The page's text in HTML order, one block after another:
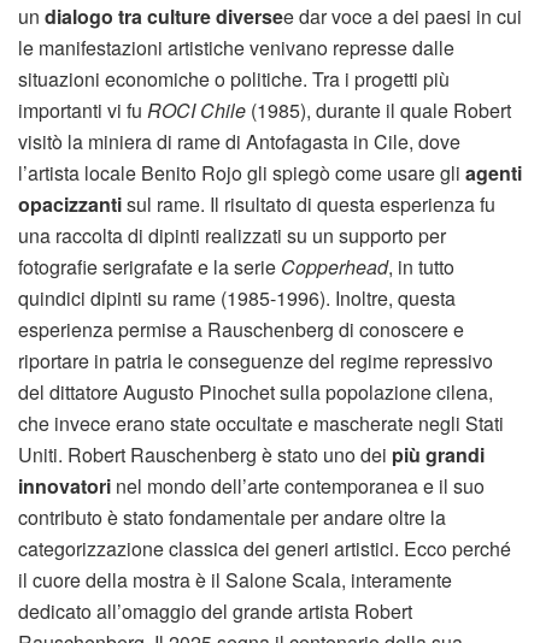
un dialogo tra culture diversee dar voce a dei paesi in cui
le manifestazioni artistiche venivano represse dalle
situazioni economiche o politiche. Tra i progetti più
importanti vi fu ROCI Chile (1985), durante il quale Robert
visitò la miniera di rame di Antofagasta in Cile, dove
l’artista locale Benito Rojo gli spiegò come usare gli agenti
opacizzantisul rame. Il risultato di questa esperienza fu
una raccolta di dipinti realizzati su un supporto per
fotografie serigrafate e la serie Copperhead, in tutto
quindici dipinti su rame (1985-1996). Inoltre, questa
esperienza permise a Rauschenberg di conoscere e
riportare in patria le conseguenze del regime repressivo
del dittatore Augusto Pinochet sulla popolazione cilena,
che invece erano state occultate e mascherate negli Stati
Uniti. Robert Rauschenberg è stato uno dei più grandi
innovatori nel mondo dell’arte contemporanea e il suo
contributo è stato fondamentale per andare oltre la
categorizzazione classica dei generi artistici. Ecco perché
il cuore della mostra è il Salone Scala, interamente
dedicato all’omaggio del grande artista Robert